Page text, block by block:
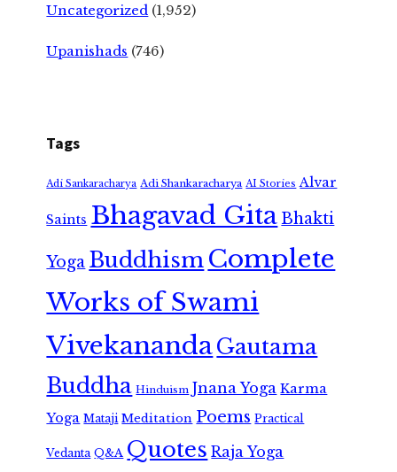
Uncategorized (1,952)
Upanishads (746)
Tags
Adi Sankaracharya Adi Shankaracharya AI Stories Alvar
Saints Bhagavad GitaBhakti
Yoga Buddhism Complete
Works of Swami
VivekanandaGautama
Buddha Hinduism Jnana Yoga Karma
Yoga Mataji Meditation Poems Practical
Vedanta Q&A Quotes Raja Yoga